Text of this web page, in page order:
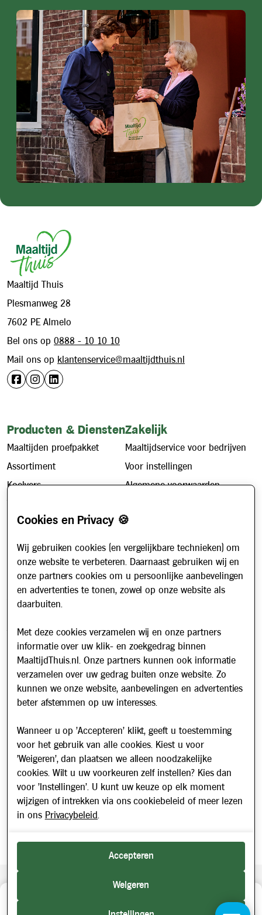
Aanhef
Mevrouw
De heer
Familie
Overig / Anders
Voornaam Verplicht veld
Straatnaam
Huisnummer
Toevoeging
Postcode
Telefoonnummer Verplicht veld
Geboortedatum
Hoe bent u bij Maaltijd Thuis terecht
gekomen?
Kortingscode/Vouchercode
1
Maaltijd Thuis
Plesmanweg 28
7602 PE Almelo
Bel ons op 0888 - 10 10 10
Mail ons op klantenservice@maaltijdthuis.nl
Producten & Diensten
Maaltijden proefpakket
Assortiment
Koelvers
Zakelijk
Maaltijdservice voor bedrijven
Voor instellingen
Algemene voorwaarden
Cookiebeleid
Klantenservice & Info
Hoe werkt het?
Veelgestelde vragen
Werken bij
Nieuws
Nieuwsbrief
Schrijf u in voor onze nieuwsbrief en blijf op de hoogte van
updates over Maaltijd Thuis!
E-mailadres
Beveiligde betaling middels SEPA incasso. Getoonde prijzen
Cookies en Privacy 🍪
Wij gebruiken cookies (en vergelijkbare technieken) om
onze website te verbeteren. Daarnaast gebruiken wij en
onze partners cookies om u persoonlijke aanbevelingen
en advertenties te tonen, zowel op onze website als
daarbuiten.
Met deze cookies verzamelen wij en onze partners
informatie over uw klik- en zoekgedrag binnen
MaaltijdThuis.nl. Onze partners kunnen ook informatie
verzamelen over uw gedrag buiten onze website. Zo
kunnen we onze website, aanbevelingen en advertenties
beter afstemmen op uw interesses.
Wanneer u op 'Accepteren' klikt, geeft u toestemming
voor het gebruik van alle cookies. Kiest u voor
'Weigeren', dan plaatsen we alleen noodzakelijke
cookies. Wilt u uw voorkeuren zelf instellen? Kies dan
voor 'Instellingen'. U kunt uw keuze op elk moment
wijzigen of intrekken via ons cookiebeleid of meer lezen
in ons Privacybeleid.
Accepteren
Weigeren